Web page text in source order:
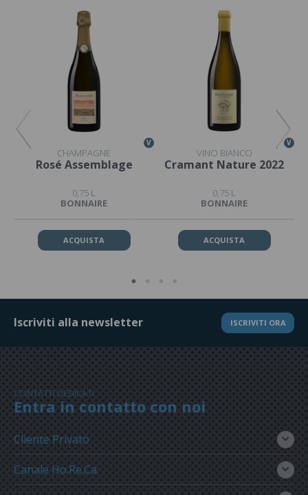
V
CHAMPAGNE
Rosé Assemblage
0,75 L
BONNAIRE
ACQUISTA
V
VINO BIANCO
Cramant Nature 2022
0,75 L
BONNAIRE
ACQUISTA
Iscriviti alla newsletter ISCRIVITI ORA
CONTATTI DEDICATI
Entra in contatto con noi
Cliente Privato
Canale Ho.Re.Ca.